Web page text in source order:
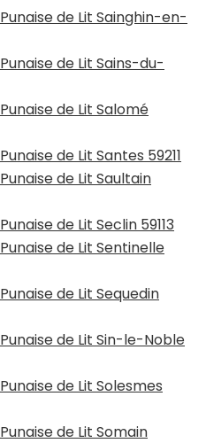
de Lit Sainghin-en-
de Lit Sains-du-
de Lit Salomé
de Lit Santes 59211
de Lit Saultain
de Lit Seclin 59113
de Lit Sentinelle
de Lit Sequedin
de Lit Sin-le-Noble
de Lit Solesmes
de Lit Somain